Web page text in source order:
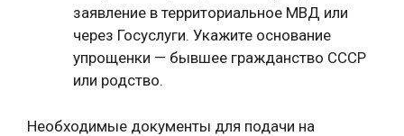
заявление в территориальное МВД или
через Госуслуги. Укажите основание
упрощенки — бывшее гражданство СССР
или родство.
Необходимые документы для подачи на